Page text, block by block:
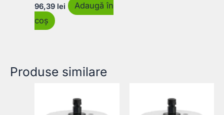
96,39 lei
Adaugă în
coș
Produse similare